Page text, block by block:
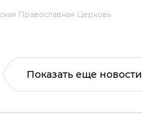
Православная Церковь
Показать еще новости